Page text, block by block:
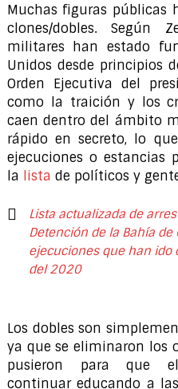
Muchas figuras públicas
clones/dobles. Según
militares han estado
Unidos desde principios
Orden Ejecutiva del
como la traición y los
caen dentro del ámbito
rápido en secreto, lo
ejecuciones o estancias
la lista de políticos y
Lista actualizada de
Detención de la Bahía
ejecuciones que han ido
del 2020
Los dobles son
ya que se eliminaron los
pusieron para que el
continuar educando a